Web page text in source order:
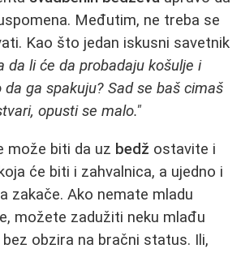
Međutim, ne treba se
Kao što jedan iskusni savetnik
da li će da probadaju košulje i
ga spakuju? Sad se baš cimaš
opusti se malo."
može biti da uz bedž ostavite i
će biti i zahvalnica, a ujedno i
zakače. Ako nemate mladu
možete zadužiti neku mlađu
obzira na bračni status. Ili,